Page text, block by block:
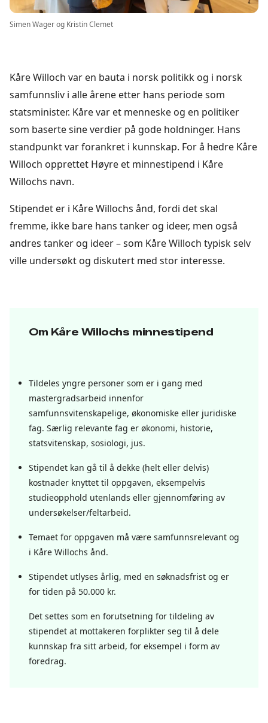
Simen Wager og Kristin Clemet
Kåre Willoch var en bauta i norsk politikk og i norsk
samfunnsliv i alle årene etter hans periode som
statsminister. Kåre var et menneske og en politiker
som baserte sine verdier på gode holdninger. Hans
standpunkt var forankret i kunnskap. For å hedre Kåre
Willoch opprettet Høyre et minnestipend i Kåre
Willochs navn.
Stipendet er i Kåre Willochs ånd, fordi det skal
fremme, ikke bare hans tanker og ideer, men også
andres tanker og ideer – som Kåre Willoch typisk selv
ville undersøkt og diskutert med stor interesse.
Om Kåre Willochs minnestipend
Tildeles yngre personer som er i gang med
mastergradsarbeid innenfor
samfunnsvitenskapelige, økonomiske eller juridiske
fag. Særlig relevante fag er økonomi, historie,
statsvitenskap, sosiologi, jus.
Stipendet kan gå til å dekke (helt eller delvis)
kostnader knyttet til oppgaven, eksempelvis
studieopphold utenlands eller gjennomføring av
undersøkelser/feltarbeid.
Temaet for oppgaven må være samfunnsrelevant og
i Kåre Willochs ånd.
Stipendet utlyses årlig, med en søknadsfrist og er
for tiden på 50.000 kr.
Det settes som en forutsetning for tildeling av
stipendet at mottakeren forplikter seg til å dele
kunnskap fra sitt arbeid, for eksempel i form av
foredrag.